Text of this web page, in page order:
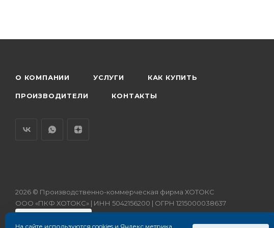
О КОМПАНИИ УСЛУГИ КАК КУПИТЬ
ПРОИЗВОДИТЕЛИ КОНТАКТЫ
2026 © Производственно-коммерческая фирма ХОТОКС
ООО «ПКФ ХОТОКС» | ИНН 5042156200 | ОГРН 1215000038637
На сайте используются cookies и Яндекс метрика.